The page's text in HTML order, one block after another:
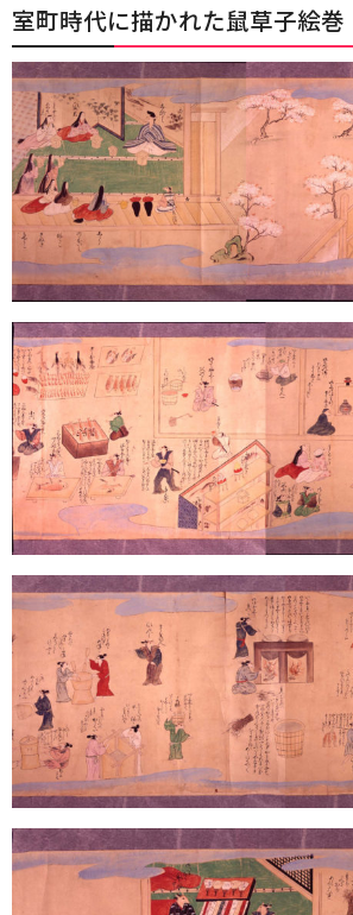
室町時代に描かれた鼠草子絵巻